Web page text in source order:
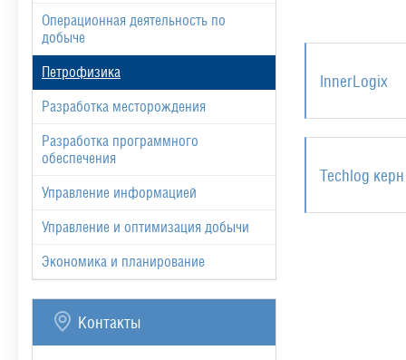
Операционная деятельность по
добыче
Петрофизика
Разработка месторождения
Разработка программного
обеспечения
Управление информацией
Управление и оптимизация добычи
Экономика и планирование
Контакты
InnerLogix
Techlog керн